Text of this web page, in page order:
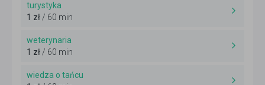
turystyka
1 zł/ 60 min
weterynaria
1 zł/ 60 min
wiedza o tańcu